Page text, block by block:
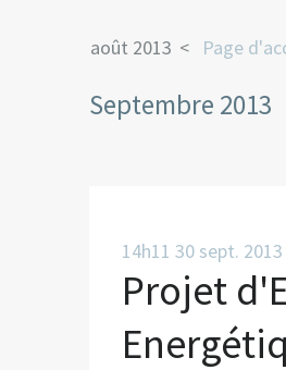
août 2013 Page
Septembre 2013
14h11 30 sept. 2013
Projet